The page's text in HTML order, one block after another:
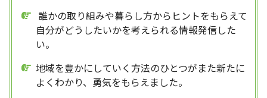
誰かの取り組みや暮らし方からヒントをもらえて
自分がどうしたいかを考えられる情報発信した
い。
地域を豊かにしていく方法のひとつがまた新たに
よくわかり、勇気をもらえました。